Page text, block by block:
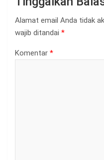
Alamat email Anda tidak
wajib ditandai *
Komentar *